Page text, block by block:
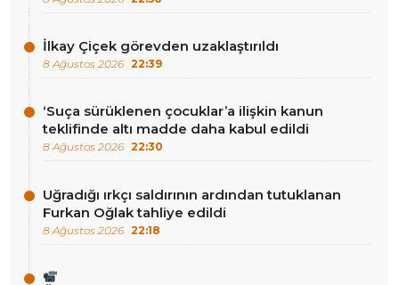
İlkay Çiçek görevden uzaklaştırıldı
8 Ağustos 2026 22:39
‘Suça sürüklenen çocuklar’a ilişkin kanun
teklifinde altı madde daha kabul edildi
8 Ağustos 2026 22:30
Uğradığı ırkçı saldırının ardından tutuklanan
Furkan Oğlak tahliye edildi
8 Ağustos 2026 22:18